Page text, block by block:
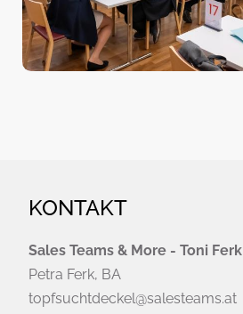
KONTAKT
Sales Teams & More - Toni Ferk
Petra Ferk, BA
topfsuchtdeckel@salesteams.at